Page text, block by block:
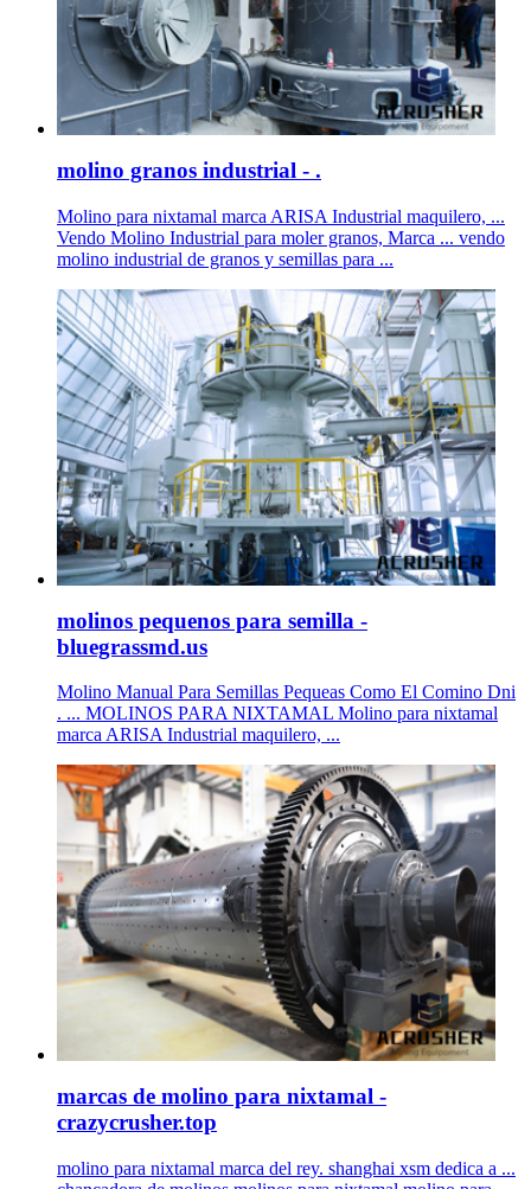
molino granos industrial - .
Molino para nixtamal marca ARISA Industrial maquilero, ...
Vendo Molino Industrial para moler granos, Marca ... vendo
molino industrial de granos y semillas para ...
molinos pequenos para semilla -
bluegrassmd.us
Molino Manual Para Semillas Pequeas Como El Comino Dni
. ... MOLINOS PARA NIXTAMAL Molino para nixtamal
marca ARISA Industrial maquilero, ...
marcas de molino para nixtamal -
crazycrusher.top
molino para nixtamal marca del rey. shanghai xsm dedica a ...